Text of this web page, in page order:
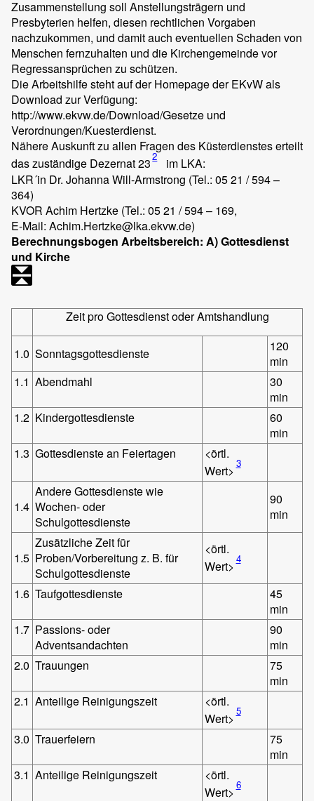
Zusammenstellung soll Anstellungsträgern und
Presbyterien helfen, diesen rechtlichen Vorgaben
nachzukommen, und damit auch eventuellen Schaden von
Menschen fernzuhalten und die Kirchengemeinde vor
Regressansprüchen zu schützen.
Die Arbeitshilfe steht auf der Homepage der EKvW als
Download zur Verfügung:
http://www.ekvw.de/Download/Gesetze und
Verordnungen/Kuesterdienst.
Nähere Auskunft zu allen Fragen des Küsterdienstes erteilt
das zuständige Dezernat 232
im LKA:
LKR´in Dr. Johanna Will-Armstrong (Tel.: 05 21 / 594 –
364)
KVOR Achim Hertzke (Tel.: 05 21 / 594 – 169,
E-Mail: Achim.Hertzke@lka.ekvw.de)
Berechnungsbogen Arbeitsbereich: A) Gottesdienst
und Kirche
Zeit pro Gottesdienst oder Amtshandlung
1.0 Sonntagsgottesdienste
120
min
1.1 Abendmahl
30
min
1.2 Kindergottesdienste
60
min
1.3 Gottesdienste an Feiertagen
<örtl.
Wert> 3
1.4
Andere Gottesdienste wie
Wochen- oder
Schulgottesdienste
90
min
1.5
Zusätzliche Zeit für
Proben/Vorbereitung z. B. für
Schulgottesdienste
<örtl.
Wert> 4
1.6 Taufgottesdienste
45
min
1.7 Passions- oder
Adventsandachten
90
min
2.0 Trauungen
75
min
2.1 Anteilige Reinigungszeit
<örtl.
Wert> 5
3.0 Trauerfeiern
75
min
3.1 Anteilige Reinigungszeit
<örtl.
Wert> 6